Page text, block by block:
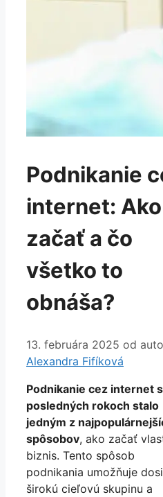
Podnikanie
internet: Ako
začať a čo
všetko to
obnáša?
13. februára 2025 od
Alexandra Fifíková
Podnikanie cez internet
posledných rokoch stalo
jedným z
spôsobov, ako začať
biznis. Tento spôsob
podnikania umožňuje
širokú cieľovú skupinu a